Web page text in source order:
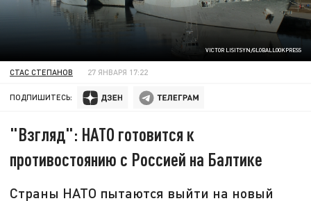
VICTOR LISITSYN/GLOBALLOOKPRESS
СТАС СТЕПАНОВ 27 ЯНВАРЯ 17:22
ПОДПИШИТЕСЬ:
"Взгляд": НАТО готовится к
противостоянию с Россией на Балтике
Страны НАТО пытаются выйти на новый